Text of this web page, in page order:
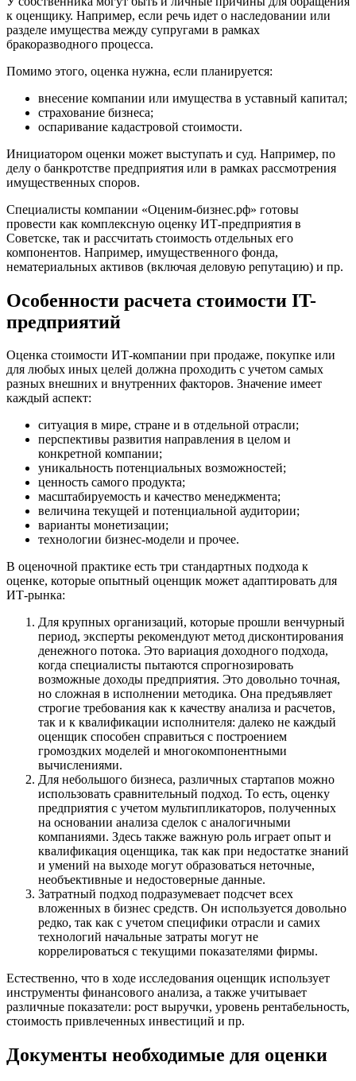
к оценщику. Например, если речь идет о наследовании или
разделе имущества между супругами в рамках
бракоразводного процесса.
Помимо этого, оценка нужна, если планируется:
внесение компании или имущества в уставный капитал;
страхование бизнеса;
оспаривание кадастровой стоимости.
Инициатором оценки может выступать и суд. Например, по
делу о банкротстве предприятия или в рамках рассмотрения
имущественных споров.
Специалисты компании «Оценим-бизнес.рф» готовы
провести как комплексную оценку ИТ-предприятия в
Советске, так и рассчитать стоимость отдельных его
компонентов. Например, имущественного фонда,
нематериальных активов (включая деловую репутацию) и пр.
Особенности расчета стоимости IT-
предприятий
Оценка стоимости ИТ-компании при продаже, покупке или
для любых иных целей должна проходить с учетом самых
разных внешних и внутренних факторов. Значение имеет
каждый аспект:
ситуация в мире, стране и в отдельной отрасли;
перспективы развития направления в целом и
конкретной компании;
уникальность потенциальных возможностей;
ценность самого продукта;
масштабируемость и качество менеджмента;
величина текущей и потенциальной аудитории;
варианты монетизации;
технологии бизнес-модели и прочее.
В оценочной практике есть три стандартных подхода к
оценке, которые опытный оценщик может адаптировать для
ИТ-рынка:
Для крупных организаций, которые прошли венчурный
период, эксперты рекомендуют метод дисконтирования
денежного потока. Это вариация доходного подхода,
когда специалисты пытаются спрогнозировать
возможные доходы предприятия. Это довольно точная,
но сложная в исполнении методика. Она предъявляет
строгие требования как к качеству анализа и расчетов,
так и к квалификации исполнителя: далеко не каждый
оценщик способен справиться с построением
громоздких моделей и многокомпонентными
вычислениями.
Для небольшого бизнеса, различных стартапов можно
использовать сравнительный подход. То есть, оценку
предприятия с учетом мультипликаторов, полученных
на основании анализа сделок с аналогичными
компаниями. Здесь также важную роль играет опыт и
квалификация оценщика, так как при недостатке знаний
и умений на выходе могут образоваться неточные,
необъективные и недостоверные данные.
Затратный подход подразумевает подсчет всех
вложенных в бизнес средств. Он используется довольно
редко, так как с учетом специфики отрасли и самих
технологий начальные затраты могут не
коррелироваться с текущими показателями фирмы.
Естественно, что в ходе исследования оценщик использует
инструменты финансового анализа, а также учитывает
различные показатели: рост выручки, уровень рентабельность,
стоимость привлеченных инвестиций и пр.
Документы необходимые для оценки
Борисоглебск
Боровичи
Бронницы
Бугульма
Бугуруслан
Бузулук
Буй
Буйнакск
Бутурлиновка
Валдай
Валуйки
Великие Луки
Великий Новгород
Великий Устюг
Верещагино
Верхний Уфалей
Верхняя Пышма
Верхняя Салда
Видное
Владивосток
Владикавказ
Владимир
Волгоград
Волгодонск
Волжск
Волжский
Волоколамск
Волосово
Волхов
Вольск
Воркута
Воронеж
Воскресенск
Воткинск
Всеволожск
Вязники
Вязьма
Вятские Поляны
Гатчина
Геленджик
Георгиевск
Глазов
Горно-Алтайск
Городец
Горячий Ключ
Губаха
Губкин
Губкинский
Гулькевичи